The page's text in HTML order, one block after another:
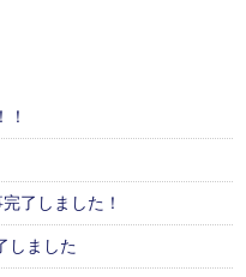
了しました！
しました